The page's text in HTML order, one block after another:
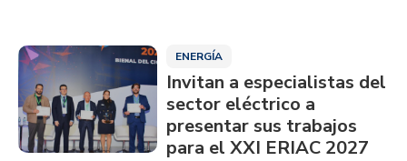
ENERGÍA
Invitan a especialistas del
sector eléctrico a
presentar sus trabajos
para el XXI ERIAC 2027